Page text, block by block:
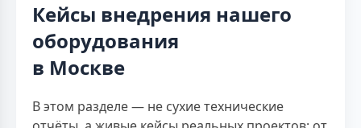
Кейсы внедрения нашего
оборудования
в Москве
В этом разделе — не сухие технические